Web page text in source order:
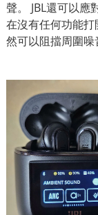
聲。 JBL還可以應
在沒有任何功能
然可以阻擋周圍噪